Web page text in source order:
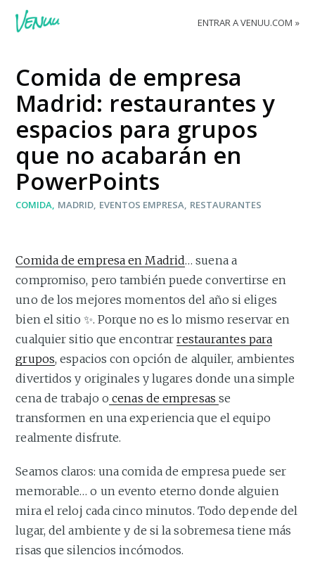
ENTRAR A VENUU.COM
Comida de empresa
Madrid: restaurantes y
espacios para grupos
que no acabarán en
PowerPoints
COMIDA MADRID EVENTOS EMPRESA RESTAURANTES
Comida de empresa en Madrid… suena a
compromiso, pero también puede convertirse en
uno de los mejores momentos del año si eliges
bien el sitio ✨. Porque no es lo mismo reservar en
cualquier sitio que encontrarrestaurantes para
grupos, espacios con opción de alquiler, ambientes
divertidos y originales y lugares donde una simple
cena de trabajo o cenas de empresas se
transformen en una experiencia que el equipo
realmente disfrute.
Seamos claros: una comida de empresa puede ser
memorable… o un evento eterno donde alguien
mira el reloj cada cinco minutos. Todo depende del
lugar, del ambiente y de si la sobremesa tiene más
risas que silencios incómodos.